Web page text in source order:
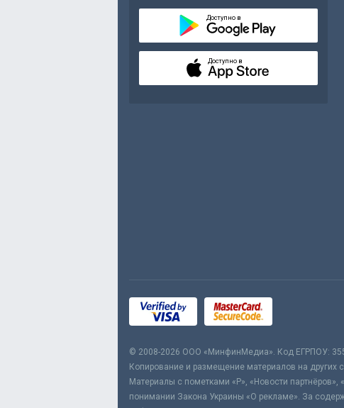
Доступно в
Доступно в
© 2008-2026 ООО «МинфинМедиа». Код ЕГРПОУ:
Копирование и размещение материалов на других
Материалы с пометками «Р», «Новости партнёров»,
понимании Закона Украины «О рекламе». За